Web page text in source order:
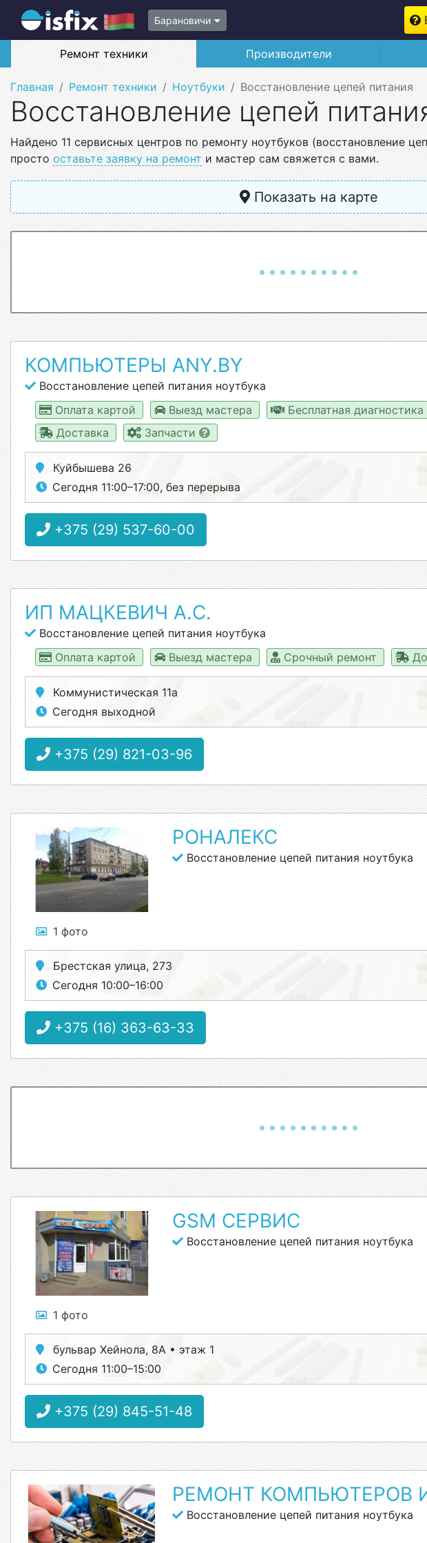
Барановичи
Ремонт техники Производители
Главная Ремонт техники Ноутбуки Восстановление цепей питания
Восстановление цепей
Найдено 11 сервисных центров по ремонту ноутбуков (восстановление
просто оставьте заявку на ремонт и мастер сам свяжется с вами.
Показать на карте
КОМПЬЮТЕРЫ ANY.BY
Восстановление цепей питания ноутбука
Оплата картой
Выезд мастера Бесплатная диагностика
Доставка
Запчасти
Куйбышева 26
Сегодня 11:00–17:00, без перерыва
+375 (29) 537-60-00
ИП МАЦКЕВИЧ А.С.
Восстановление цепей питания ноутбука
Оплата картой
Выезд мастера Срочный ремонт
Коммунистическая 11а
Сегодня выходной
+375 (29) 821-03-96
1 фото
РОНАЛЕКС
Восстановление цепей питания ноутбука
Брестская улица, 273
Сегодня 10:00–16:00
+375 (16) 363-63-33
1 фото
GSM СЕРВИС
Восстановление цепей питания ноутбука
бульвар Хейнола, 8А • этаж 1
Сегодня 11:00–15:00
+375 (29) 845-51-48
РЕМОНТ КОМПЬЮТЕРОВ
Восстановление цепей питания ноутбука